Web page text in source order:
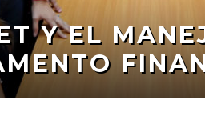
Y EL